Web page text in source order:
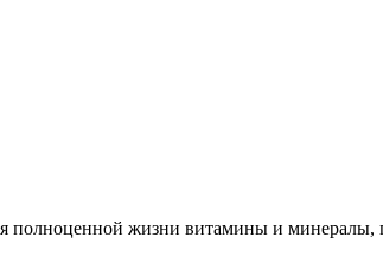
жизни витамины и минералы,